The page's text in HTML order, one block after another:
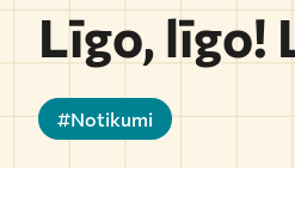
Līgo, līgo!
#Notikumi